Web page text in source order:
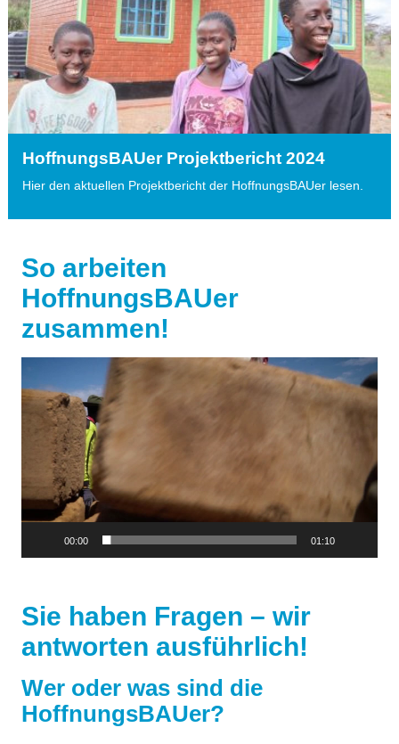
HoffnungsBAUer Projektbericht 2024
Hier den aktuellen Projektbericht der HoffnungsBAUer lesen.
So arbeiten
HoffnungsBAUer
zusammen!
Video-
Player
00:00 01:10
Sie haben Fragen – wir
antworten ausführlich!
Wer oder was sind die
HoffnungsBAUer?